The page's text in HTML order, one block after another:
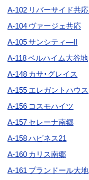
A-102 リバーサイド共
A-104ヴァージェ共応
A-105 サンシティ―II
A-118 ベルハイム大谷地
A-148カサ・グレイス
A-155 エレガントハウス
A-156 コスモハイツ
A-157セレーナ南郷
A-158 ハピネス21
A-160 カリス南郷
A-161 プランドール大地